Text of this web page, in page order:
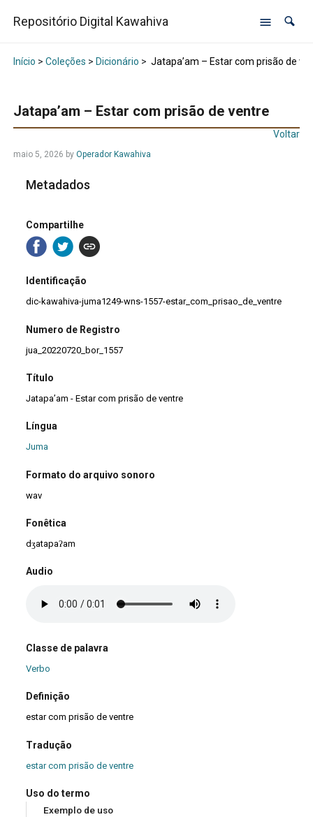
Repositório Digital Kawahiva
Início > Coleções > Dicionário > Jatapa’am – Estar com prisão de
Jatapa’am – Estar com prisão de ventre
Voltar
maio 5, 2026 by Operador Kawahiva
Metadados
Compartilhe
Identificação
dic-kawahiva-juma1249-wns-1557-estar_com_prisao_de_ventre
Numero de Registro
jua_20220720_bor_1557
Título
Jatapa’am - Estar com prisão de ventre
Língua
Juma
Formato do arquivo sonoro
wav
Fonêtica
dʒatapaʔam
Audio
Classe de palavra
Verbo
Definição
estar com prisão de ventre
Tradução
estar com prisão de ventre
Uso do termo
Exemplo de uso